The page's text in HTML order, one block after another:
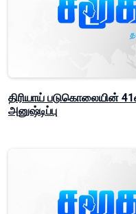
திரியாய் படுகொலையின்
அனுஷ்டிப்பு